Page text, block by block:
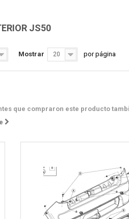
JS50
Mostrar 20 por página
que compraron este producto